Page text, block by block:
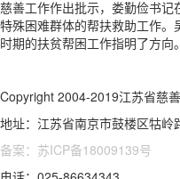
慈善工作作出批示，娄勤俭书
特殊困难群体的帮扶救助工作
时期的扶贫帮困工作指明了方
Copyright 2004-2019江苏省慈
地址：江苏省南京市鼓楼区牯岭
备案：苏ICP备18009139号